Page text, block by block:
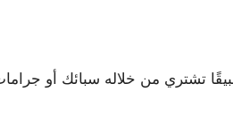
تشتري من خلاله سبائك أو